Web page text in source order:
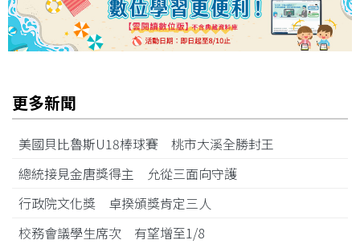
更多新聞
美國貝比魯斯U18棒球賽 桃市大溪全勝封王
總統接見金唐獎得主 允從三面向守護
行政院文化獎 卓揆頒獎肯定三人
校務會議學生席次 有望增至1/8